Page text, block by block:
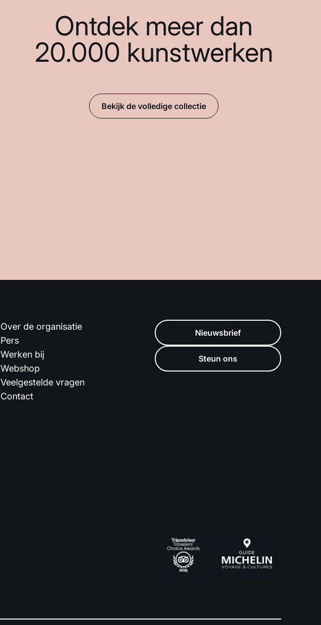
Ontdek meer dan
20.000 kunstwerken
Bekijk de volledige collectie
Over de organisatie
Pers
Werken bij
Webshop
Veelgestelde vragen
Contact
Nieuwsbrief
Steun ons